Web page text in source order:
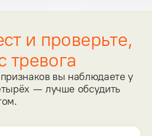
и проверьте,
тревога
вы наблюдаете у
— лучше обсудить